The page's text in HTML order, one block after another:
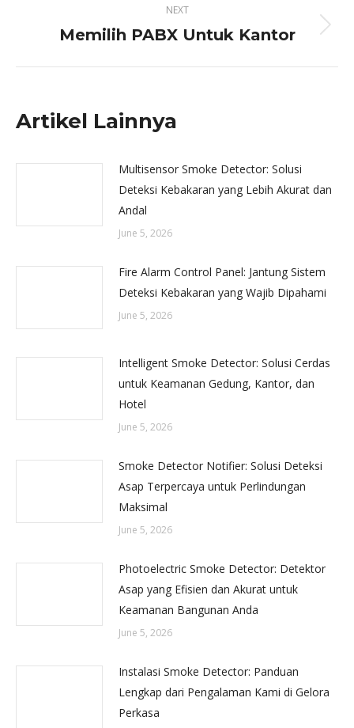
NEXT
Next
Memilih PABX Untuk Kantor
Artikel Lainnya
Multisensor Smoke Detector: Solusi
Deteksi Kebakaran yang Lebih Akurat dan
Andal
June 5, 2026
Fire Alarm Control Panel: Jantung Sistem
Deteksi Kebakaran yang Wajib Dipahami
June 5, 2026
Intelligent Smoke Detector: Solusi Cerdas
untuk Keamanan Gedung, Kantor, dan
Hotel
June 5, 2026
Smoke Detector Notifier: Solusi Deteksi
Asap Terpercaya untuk Perlindungan
Maksimal
June 5, 2026
Photoelectric Smoke Detector: Detektor
Asap yang Efisien dan Akurat untuk
Keamanan Bangunan Anda
June 5, 2026
Instalasi Smoke Detector: Panduan
Lengkap dari Pengalaman Kami di Gelora
Perkasa